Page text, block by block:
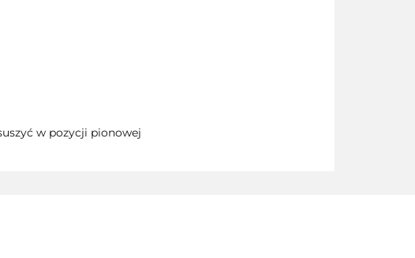
w pozycji pionowej